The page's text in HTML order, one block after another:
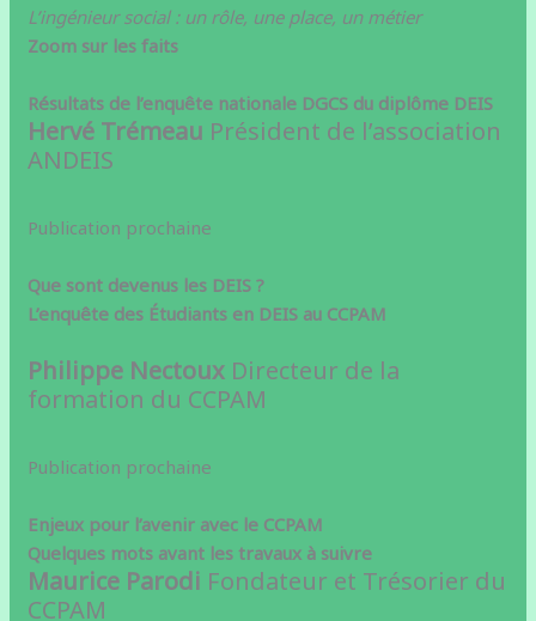
L’ingénieur social : un rôle, une place, un métier
Zoom sur les faits
Résultats de l’enquête nationale DGCS du diplôme DEIS
Hervé Trémeau Président de l’association
ANDEIS
Publication prochaine
Que sont devenus les DEIS ?
L’enquête des Étudiants en DEIS au CCPAM
Philippe Nectoux Directeur de la
formation du CCPAM
Publication prochaine
Enjeux pour l’avenir avec le CCPAM
Quelques mots avant les travaux à suivre
Maurice Parodi Fondateur et Trésorier du
CCPAM